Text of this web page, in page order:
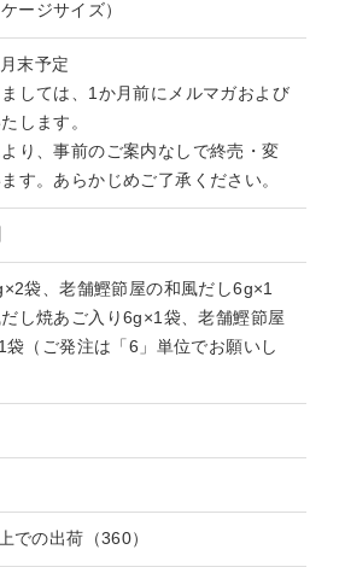
ージサイズ）
末予定
しては、1か月前にメルマガおよび
します。
り、事前のご案内なしで終売・変
す。あらかじめご了承ください。
袋、老舗鰹節屋の和風だし6g×1
し焼あご入り6g×1袋、老舗鰹節屋
（ご発注は「6」単位でお願いし
での出荷（360）